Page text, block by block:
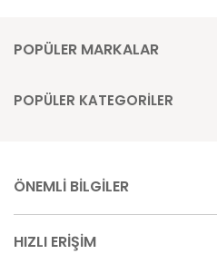
POPÜLER MARKALAR
POPÜLER KATEGORİLER
ÖNEMLİ BİLGİLER
HIZLI ERİŞİM